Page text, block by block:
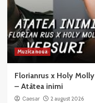
Muzica noua
Florianrus x Holy Molly
– Atâtea inimi
Caesar
2 august 2026